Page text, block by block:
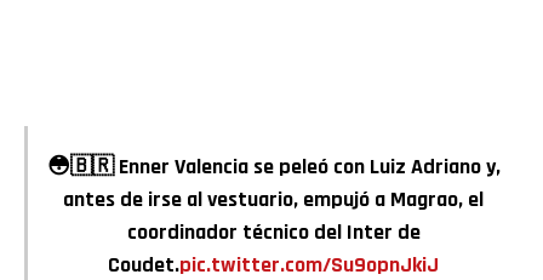
😳🇧🇷 Enner Valencia se peleó con Luiz Adriano y,
antes de irse al vestuario, empujó a Magrao, el
coordinador técnico del Inter de
Coudet.pic.twitter.com/Su9opnJkiJ